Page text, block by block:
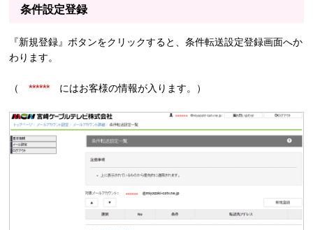
条件設定登録
『新規登録』ボタンをクリックすると、条件転送設定登録画面へか
わります。
（****** にはお客様の情報が入ります。）